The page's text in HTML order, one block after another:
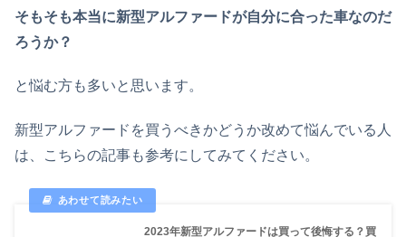
そもそも本当に新型アルファードが自分に合った車なのだ
ろうか？
と悩む方も多いと思います。
新型アルファードを買うべきかどうか改めて悩んでいる人
は、こちらの記事も参考にしてみてください。
2023年新型アルファードは買って後悔する？買